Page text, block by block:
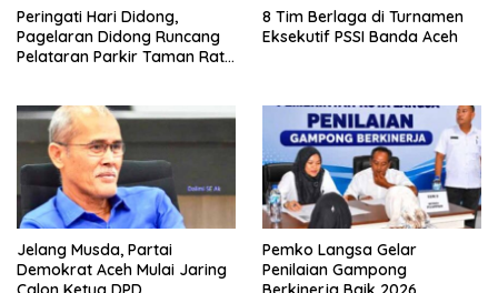
Peringati Hari Didong,
Pagelaran Didong Runcang
Pelataran Parkir Taman Ratu
8 Tim Berlaga di Turnamen
Eksekutif PSSI Banda Aceh
Jelang Musda, Partai
Demokrat Aceh Mulai Jaring
Pemko Langsa Gelar
Penilaian Gampong